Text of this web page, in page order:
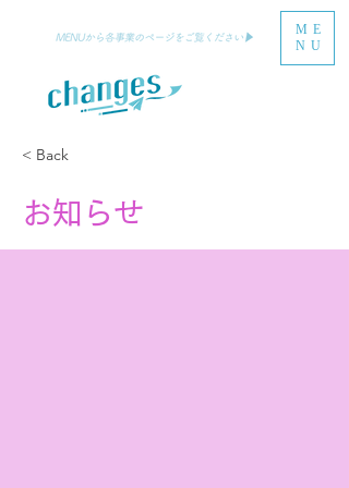
ME
NU
< Back
お知らせ